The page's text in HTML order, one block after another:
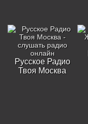
Русское Радио
Твоя Москва